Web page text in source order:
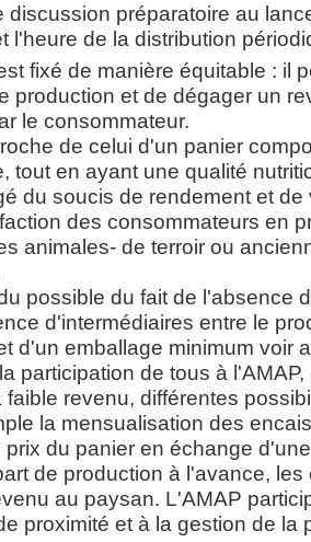
discussion préparatoire au
l'heure de la distribution
fixé de manière équitable : il
production et de dégager un
le consommateur.
de celui d'un panier
tout en ayant une qualité
du soucis de rendement et de
des consommateurs en
animales- de terroir ou
possible du fait de l'absence
d'intermédiaires entre le
d'un emballage minimum voir
participation de tous à
revenu, différentes
la mensualisation des
du panier en échange
de production à l'avance,
au paysan. L'AMAP
proximité et à la gestion de la